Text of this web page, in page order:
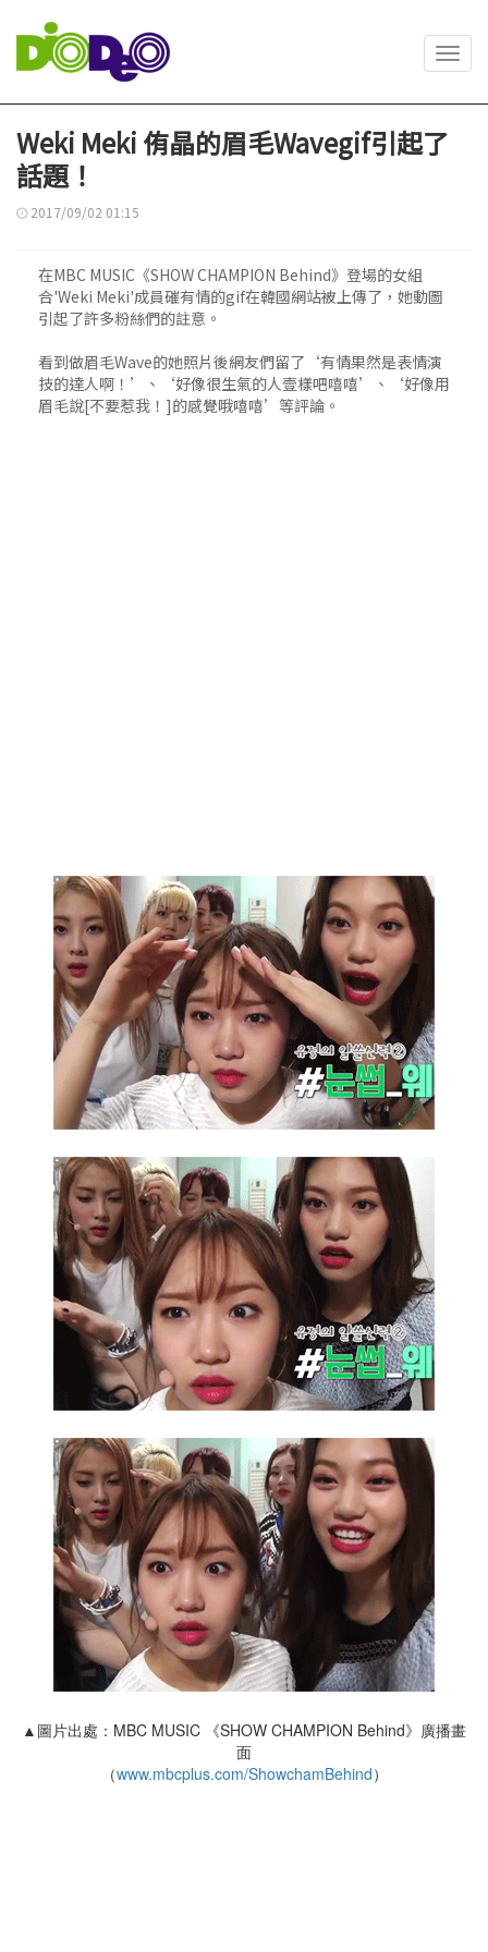
Weki Meki 侑晶的眉毛Wavegif引起了
話題！
2017/09/02 01:15
在MBC MUSIC《SHOW CHAMPION Behind》登場的女組
合'Weki Meki'成員磪有情的gif在韓國網站被上傳了，她動圖
引起了許多粉絲們的註意。
看到做眉毛Wave的她照片後網友們留了‘有情果然是表情演
技的達人啊！’、‘好像很生氣的人壹樣吧嘻嘻’、‘好像用
眉毛說[不要惹我！]的感覺哦嘻嘻’等評論。
▲圖片出處：MBC MUSIC 《SHOW CHAMPION Behind》廣播畫
面
（www.mbcplus.com/ShowchamBehind）